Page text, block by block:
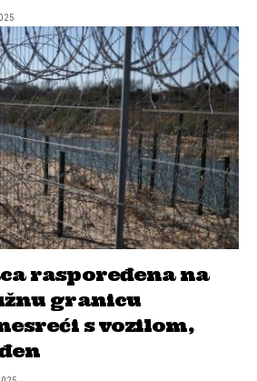
raspoređena na
granicu
s vozilom,